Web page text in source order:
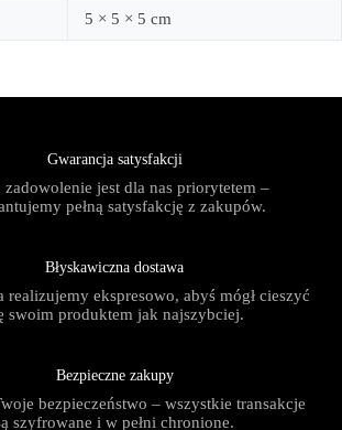
5 × 5 × 5 cm
Gwarancja satysfakcji
zadowolenie jest dla nas priorytetem –
pełną satysfakcję z zakupów.
Błyskawiczna dostawa
realizujemy ekspresowo, abyś mógł cieszyć
swoim produktem jak najszybciej.
Bezpieczne zakupy
bezpieczeństwo – wszystkie transakcje
szyfrowane i w pełni chronione.